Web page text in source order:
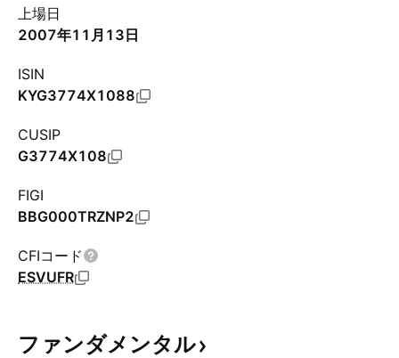
上場日
2007年11月13日
ISIN
KYG3774X1088
CUSIP
G3774X108
FIGI
BBG000TRZNP2
CFIコード
ESVUFR
ファンダメンタル